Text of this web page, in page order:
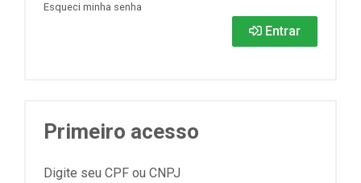
Esqueci minha senha
Entrar
Primeiro acesso
Digite seu CPF ou CNPJ